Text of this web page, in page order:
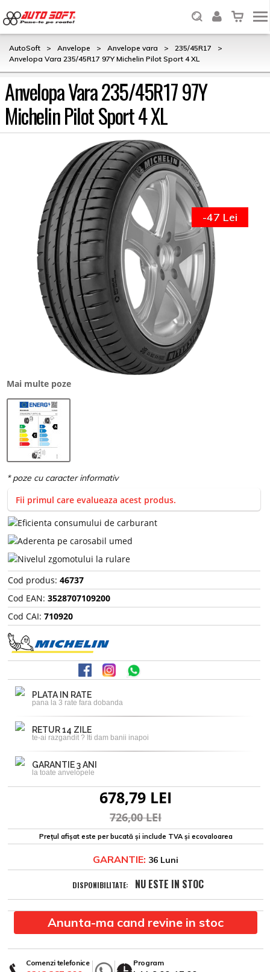
AutoSoft > Anvelope > Anvelope vara > 235/45R17
>
Anvelopa Vara 235/45R17 97Y Michelin Pilot Sport 4 XL
Anvelopa Vara 235/45R17 97Y
Michelin Pilot Sport 4 XL
Mai multe poze
-47 Lei
Fii primul care evalueaza acest produs.
Cod produs: 46737
Cod EAN: 3528707109200
Cod CAI: 710920
PLATA IN RATE
pana la 3 rate fara dobanda
RETUR 14 ZILE
te-ai razgandit ? Iti dam banii inapoi
GARANTIE 3 ANI
la toate anvelopele
678,79 LEI
726,00 LEI
Prețul afișat este per bucată și include TVA și ecovaloarea
GARANTIE: 36 Luni
DISPONIBILITATE: NU ESTE IN STOC
Anunta-ma cand revine in stoc
Comenzi telefonice Program